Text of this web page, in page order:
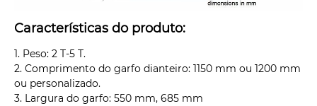
Características do produto:
1. Peso: 2 T-5 T.
2. Comprimento do garfo dianteiro: 1150 mm ou 1200 mm
ou personalizado.
3. Largura do garfo: 550 mm, 685 mm